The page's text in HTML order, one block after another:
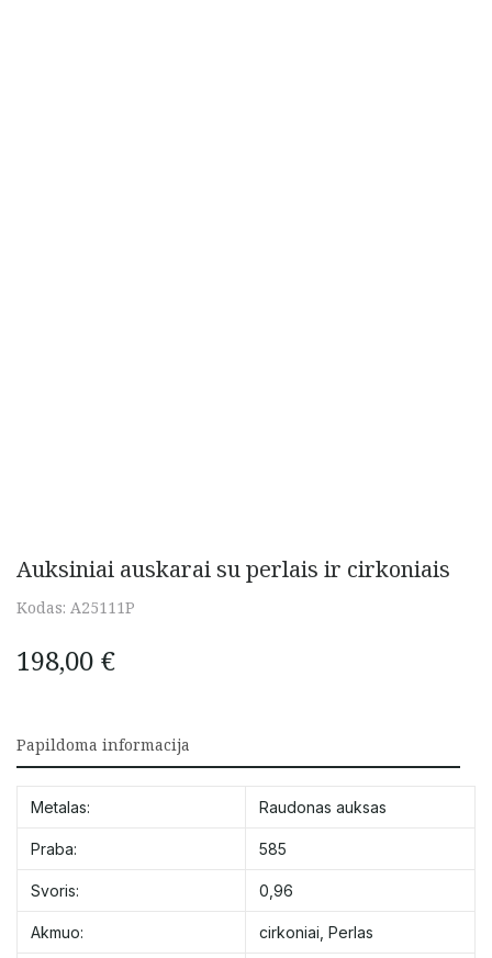
Auksiniai auskarai su perlais ir cirkoniais
Kodas: A25111P
198,00 €
Papildoma informacija
Metalas: Raudonas auksas
Praba: 585
Svoris: 0,96
Akmuo: cirkoniai Perlas